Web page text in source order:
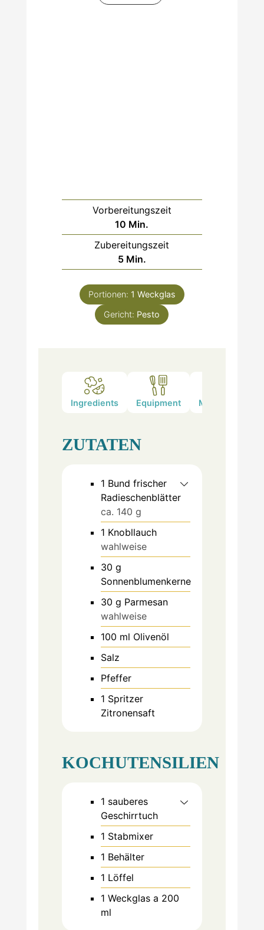
Vorbereitungszeit
10 Minuten
Min.
Zubereitungszeit
5Minuten
Min.
Portionen: 1 Weckglas
Gericht: Pesto
Ingredients Equipment Method
ZUTATEN
1 Bund frischer
Radieschenblätter
ca. 140 g
1 Knobllauch
wahlweise
30 g
Sonnenblumenkerne
30 g Parmesan
wahlweise
100 ml Olivenöl
Salz
Pfeffer
1 Spritzer
Zitronensaft
KOCHUTENSILIEN
1 sauberes
Geschirrtuch
1 Stabmixer
1 Behälter
1 Löffel
1 Weckglas a 200
ml